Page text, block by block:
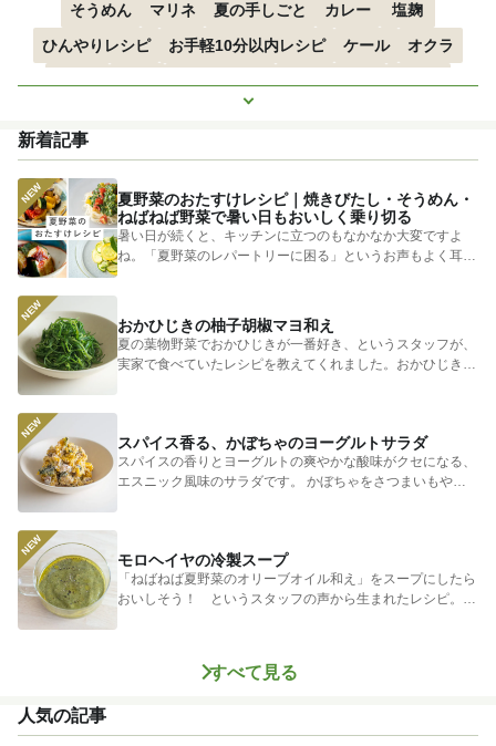
そうめん マリネ 夏の手しごと カレー
塩麹
ひんやりレシピ
お手軽10分以内レシピ ケール
オクラ
空心菜
枝豆 すずかぼちゃ つるむらさき
トマト
もっと見る
新着記事
夏野菜のおたすけレシピ｜焼きびたし・そうめん・
ねばねば野菜で暑い日もおいしく乗り切る
暑い日が続くと、キッチンに立つのもなかなか大変ですよ
ね。「夏野菜のレパートリーに困る」というお声もよく耳に
します。 そ...
おかひじきの柚子胡椒マヨ和え
夏の葉物野菜でおかひじきが一番好き、というスタッフが、
実家で食べていたレシピを教えてくれました。おかひじきの
スパイス香る、かぼちゃのヨーグルトサラダ
スパイスの香りとヨーグルトの爽やかな酸味がクセになる、
エスニック風味のサラダです。 かぼちゃをさつまいもやじ
モロヘイヤの冷製スープ
「ねばねば夏野菜のオリーブオイル和え」をスープにしたら
おいしそう！ というスタッフの声から生まれたレシピ。つ
すべて見る
人気の記事